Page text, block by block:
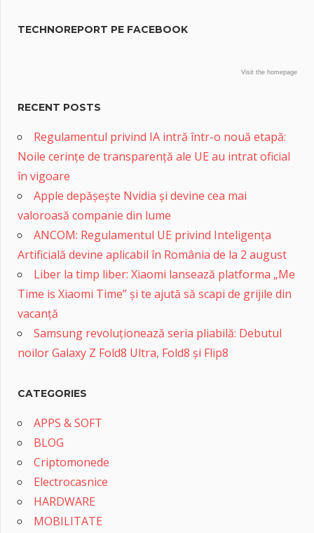
TECHNOREPORT PE FACEBOOK
Visit the homepage
RECENT POSTS
Regulamentul privind IA intră într-o nouă etapă:
Noile cerințe de transparență ale UE au intrat oficial
în vigoare
Apple depășește Nvidia și devine cea mai
valoroasă companie din lume
ANCOM: Regulamentul UE privind Inteligența
Artificială devine aplicabil în România de la 2 august
Liber la timp liber: Xiaomi lansează platforma „Me
Time is Xiaomi Time” și te ajută să scapi de grijile din
vacanță
Samsung revoluționează seria pliabilă: Debutul
noilor Galaxy Z Fold8 Ultra, Fold8 și Flip8
CATEGORIES
APPS & SOFT
BLOG
Criptomonede
Electrocasnice
HARDWARE
MOBILITATE